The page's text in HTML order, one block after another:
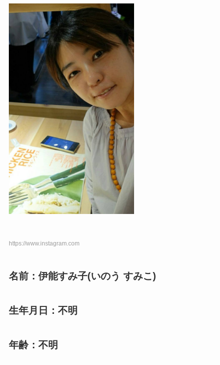
https://www.instagram.com
名前：伊能すみ子(いのう すみこ)
生年月日：不明
年齢：不明